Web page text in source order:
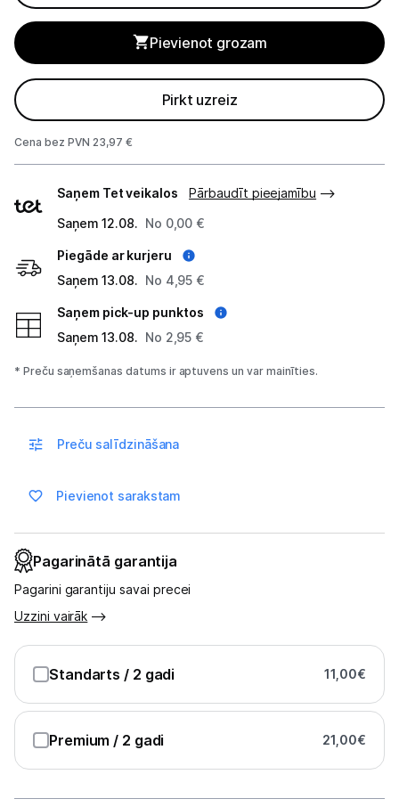
Ķermeņa kopšana
Veselība
Sports un atpūta
Ražotāju atjaunota tehnika
Blogs
Piegāde un apmaksa
Tehnikas izvešana
Informācija
Pievienot grozam
Pirkt uzreiz
Cena bez PVN 23,97 €
veidi
Saņem Tet veikalos
Pārbaudīt pieejamību
Saņem 12.08. No 0,00 €
Piegāde ar kurjeru
Saņem 13.08. No 4,95 €
Saņem pick-up punktos
Saņem 13.08. No 2,95 €
* Preču saņemšanas datums ir aptuvens un var mainīties.
Preču salīdzināšana
Pievienot sarakstam
Pagarinātā garantija
Pagarini garantiju savai precei
Uzzini vairāk
Standarts / 2 gadi 11,00€
Premium / 2 gadi 21,00€